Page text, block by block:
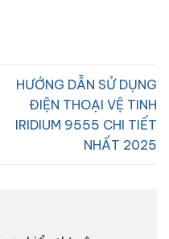
HƯỚNG DẪN SỬ DỤNG
ĐIỆN THOẠI VỆ TINH
IRIDIUM 9555 CHI TIẾT
NHẤT 2025